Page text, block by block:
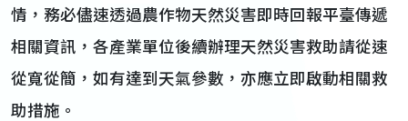
情，務必儘速透過農作物天然災害即時回報平臺傳遞
相關資訊，各產業單位後續辦理天然災害救助請從速
從寬從簡，如有達到天氣參數，亦應立即啟動相關救
助措施。